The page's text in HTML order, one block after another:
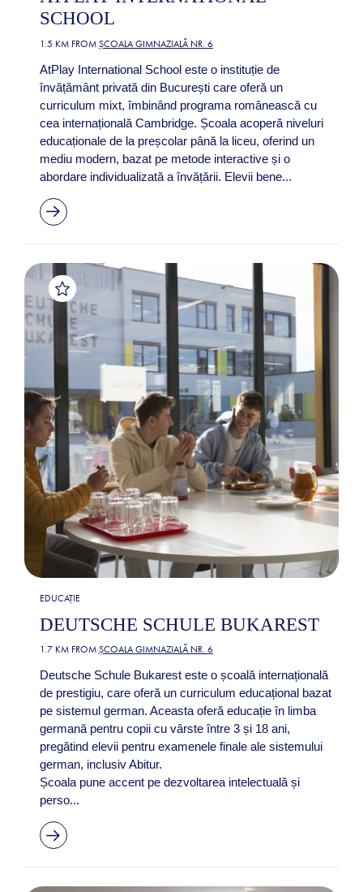
SCHOOL
1.5 KM FROM ȘCOALA GIMNAZIALĂ NR. 6
AtPlay International School este o instituție de
învățământ privată din București care oferă un
curriculum mixt, îmbinând programa românească cu
cea internațională Cambridge. Școala acoperă niveluri
educaționale de la preșcolar până la liceu, oferind un
mediu modern, bazat pe metode interactive și o
abordare individualizată a învățării. Elevii bene...
EDUCAȚIE
DEUTSCHE SCHULE BUKAREST
1.7 KM FROM ȘCOALA GIMNAZIALĂ NR. 6
Deutsche Schule Bukarest este o școală internațională
de prestigiu, care oferă un curriculum educațional bazat
pe sistemul german. Aceasta oferă educație în limba
germană pentru copii cu vârste între 3 și 18 ani,
pregătind elevii pentru examenele finale ale sistemului
german, inclusiv Abitur.
Școala pune accent pe dezvoltarea intelectuală și
perso...